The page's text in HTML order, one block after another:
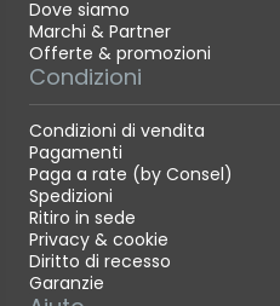
1 serbatoio dell'acqua
1 spazzola laterale
1 strumento di pulizia
2 panni lavapavimenti
2 supporti per panni
1 base di ricarica
Dove siamo
Marchi & Partner
Offerte & promozioni
Condizioni
Condizioni di vendita
Pagamenti
Paga a rate (by Consel)
Spedizioni
Ritiro in sede
Privacy & cookie
Diritto di recesso
Garanzie